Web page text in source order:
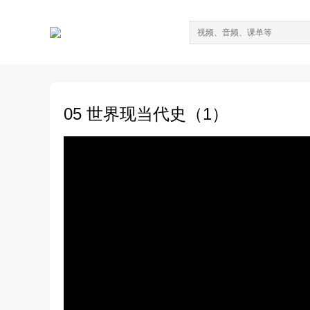
05 世界现当代史（1）